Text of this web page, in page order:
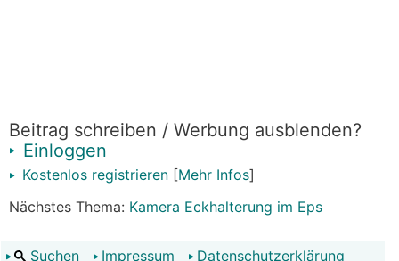
Beitrag schreiben / Werbung ausblenden?
Einloggen
Kostenlos registrieren [Mehr Infos]
Nächstes Thema: Kamera Eckhalterung im Eps
Suchen Impressum Datenschutzerklärung